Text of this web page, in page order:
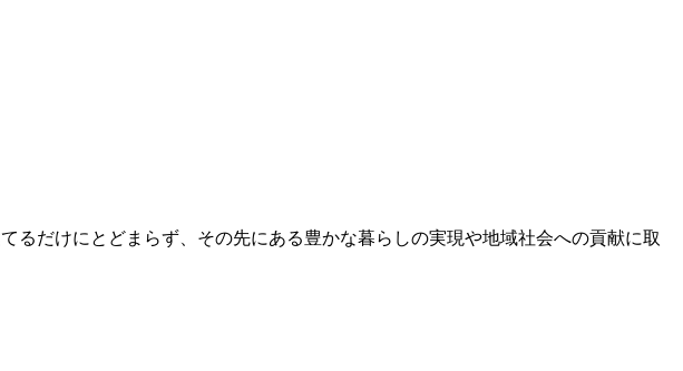
だけにとどまらず、その先にある豊かな暮らしの実現や地域社会への貢献に取